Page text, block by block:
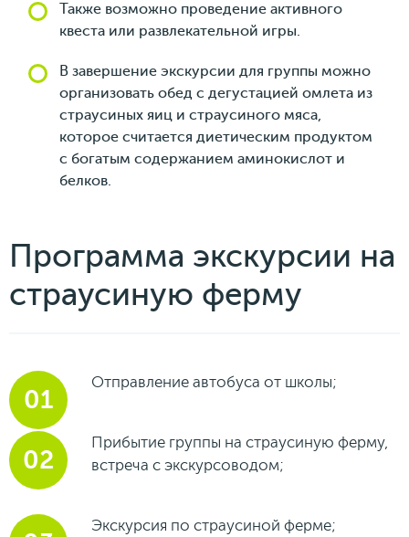
Также возможно проведение активного
квеста или развлекательной игры.
В завершение экскурсии для группы можно
организовать обед с дегустацией омлета из
страусиных яиц и страусиного мяса,
которое считается диетическим продуктом
с богатым содержанием аминокислот и
белков.
Программа экскурсии на
страусиную ферму
Отправление автобуса от школы;
Прибытие группы на страусиную ферму,
встреча с экскурсоводом;
Экскурсия по страусиной ферме;